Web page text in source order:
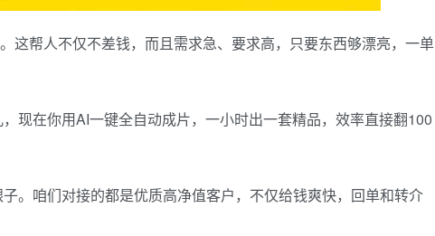
这帮人不仅不差钱，而且需求急、要求高，只要东西够漂亮，一单
现在你用AI一键全自动成片，一小时出一套精品，效率直接翻100
。咱们对接的都是优质高净值客户，不仅给钱爽快，回单和转介